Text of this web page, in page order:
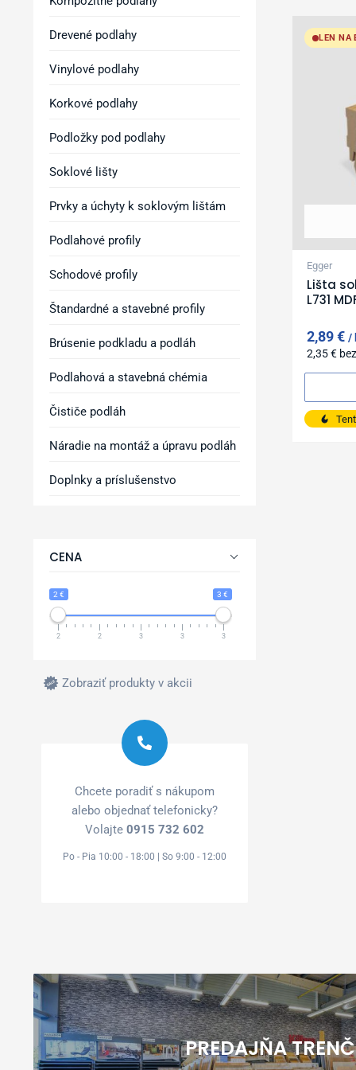
Drevené podlahy
Vinylové podlahy
Korkové podlahy
Podložky pod podlahy
Soklové lišty
Prvky a úchyty k soklovým lištám
Podlahové profily
Schodové profily
Štandardné a stavebné profily
Brúsenie podkladu a podláh
Podlahová a stavebná chémia
Čističe podláh
Náradie na montáž a úpravu podláh
Doplnky a príslušenstvo
CENA
2 € 3 €
2 2 3 3 3
Zobraziť produkty v akcii
Chcete poradiť s nákupom
alebo objednať telefonicky?
Volajte0915 732 602
Po - Pia 10:00 - 18:00 | So 9:00 - 12:00
LEN NA
Egger
Lišta
L731
2,89€
2,35€
PREDAJŇA
Prečo nakupovať u